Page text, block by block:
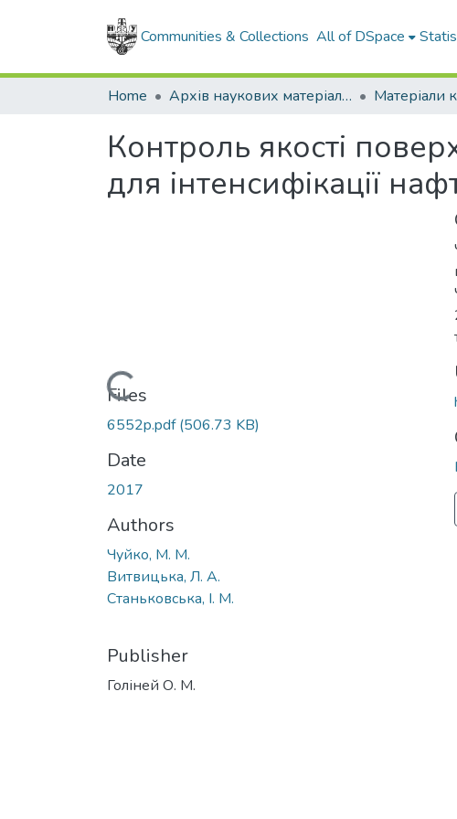
Communities & Collections All of DSpace
Home Архів наукових матеріалів Матеріали
Контроль якості
для інтенсифікації
Loading...
Files
6552p.pdf(506.73 KB)
Date
2017
Authors
Чуйко, М. М.
Витвицька, Л. А.
Станьковська, І. М.
Publisher
Голіней О. М.